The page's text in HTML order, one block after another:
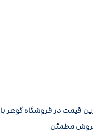
قیمت در فروشگاه گوهر
مطمئن